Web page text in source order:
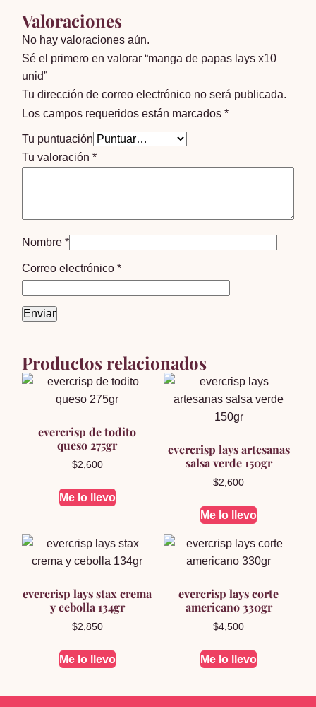
Valoraciones
No hay valoraciones aún.
Sé el primero en valorar “manga de papas lays x10
unid”
Tu dirección de correo electrónico no será publicada.
Los campos requeridos están marcados*
Tu puntuación
Tu valoración*
Nombre*
Correo electrónico*
Productos relacionados
evercrisp de todito
queso 275gr
$2,600
Me lo llevo
evercrisp lays artesanas
salsa verde 150gr
$2,600
Me lo llevo
evercrisp lays stax crema
y cebolla 134gr
$2,850
Me lo llevo
evercrisp lays corte
americano 330gr
$4,500
Me lo llevo